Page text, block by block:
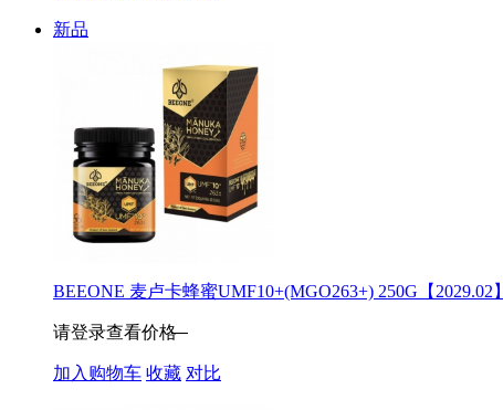
新品
BEEONE 麦卢卡蜂蜜UMF10+(MGO263+) 250G【2029.02】
请登录查看价格
加入购物车 收藏 对比